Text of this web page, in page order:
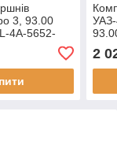
3, 93.00
4A-5652-
2